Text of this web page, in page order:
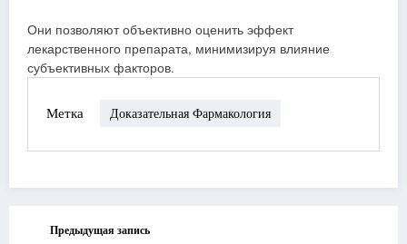
Они позволяют объективно оценить эффект
лекарственного препарата, минимизируя влияние
субъективных факторов.
Метка Доказательная Фармакология
Предыдущая запись